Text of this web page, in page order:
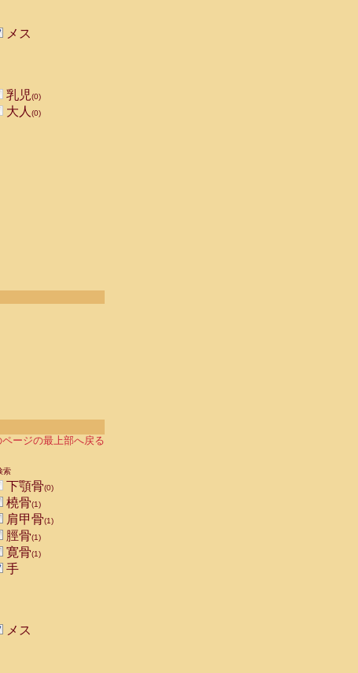
メス
乳児(0)
大人 (0)
ージの最上部へ戻る
索
下顎骨(0)
橈骨(1)
肩甲骨(1)
脛骨(1)
寛骨(1)
手
メス